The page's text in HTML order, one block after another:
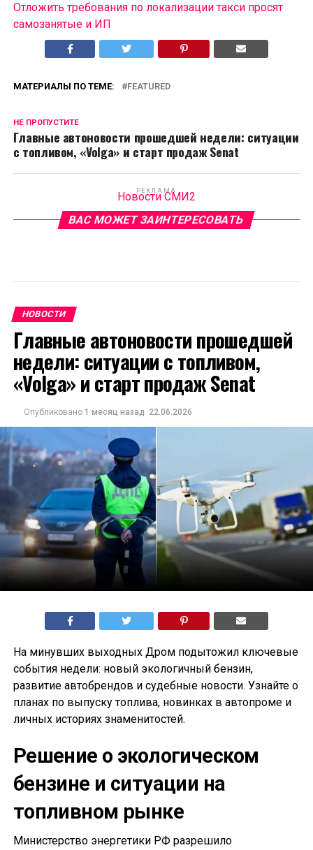
Отложить требования по локализации такси просят
самозанятые и ИП
МАТЕРИАЛЫ ПО ТЕМЕ: FEATURED
НЕ ПРОПУСТИТЕ
Главные автоновости прошедшей недели: ситуации
с топливом, «Volga» и старт продаж Senat
РЕКЛАМА
Новости СМИ2
ВАС МОЖЕТ ЗАИНТЕРЕСОВАТЬ
НОВОСТИ
Главные автоновости прошедшей
недели: ситуации с топливом,
«Volga» и старт продаж Senat
Опубликовано 1 месяц назад 22.06.2026
На минувших выходных Дром подытожил ключевые
события недели: новый экологичный бензин,
развитие автобрендов и судебные новости. Узнайте о
планах по выпуску топлива, новинках в автопроме и
личных историях знаменитостей.
Решение о экологическом
бензине и ситуации на
топливном рынке
Министерство энергетики РФ разрешило